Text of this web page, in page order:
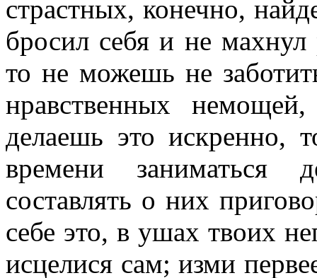
страстных, конечно,
бросил себя и не махнул
то не можешь не
нравственных
делаешь это искренно,
времени заниматься
составлять о них
себе это, в ушах твоих
исцелися сам; изми